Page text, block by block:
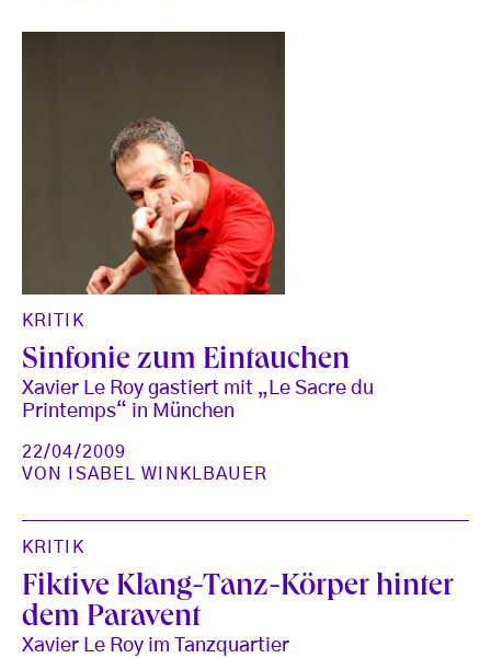
KRITIK
Sinfonie zum Eintauchen
Xavier Le Roy gastiert mit „Le Sacre du
Printemps“ in München
22/04/2009
VON
ISABEL WINKLBAUER
KRITIK
Fiktive Klang-Tanz-Körper hinter
dem Paravent
Xavier Le Roy im Tanzquartier